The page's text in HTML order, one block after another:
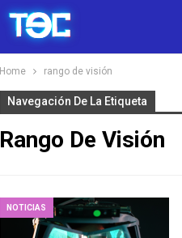
Home rango de visión
Navegación De La Etiqueta
Rango De Visión
NOTICIAS